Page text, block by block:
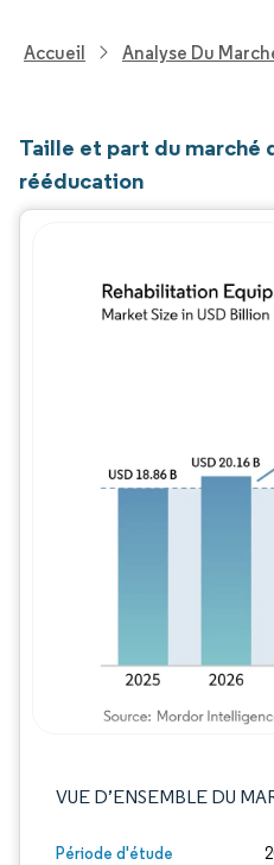
Accueil Analyse Du
Taille et part du marché
rééducation
VUE D’ENSEMBLE DU
Période d'étude